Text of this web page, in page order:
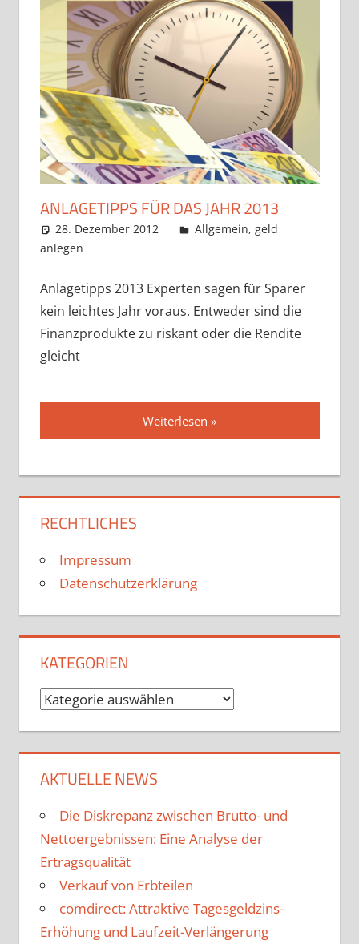
ANLAGETIPPS FÜR DAS JAHR 2013
28. Dezember 2012 admin
Allgemein, geld
anlegen
Anlagetipps 2013 Experten sagen für Sparer
kein leichtes Jahr voraus. Entweder sind die
Finanzprodukte zu riskant oder die Rendite
gleicht
Weiterlesen
RECHTLICHES
Impressum
Datenschutzerklärung
KATEGORIEN
Kategorien
AKTUELLE NEWS
Die Diskrepanz zwischen Brutto- und
Nettoergebnissen: Eine Analyse der
Ertragsqualität
Verkauf von Erbteilen
comdirect: Attraktive Tagesgeldzins-
Erhöhung und Laufzeit-Verlängerung